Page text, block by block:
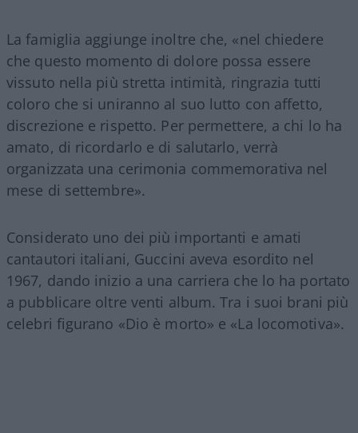
La famiglia aggiunge inoltre che, «nel chiedere
che questo momento di dolore possa essere
vissuto nella più stretta intimità, ringrazia tutti
coloro che si uniranno al suo lutto con affetto,
discrezione e rispetto. Per permettere, a chi lo ha
amato, di ricordarlo e di salutarlo, verrà
organizzata una cerimonia commemorativa nel
mese di settembre».
Considerato uno dei più importanti e amati
cantautori italiani, Guccini aveva esordito nel
1967, dando inizio a una carriera che lo ha portato
a pubblicare oltre venti album. Tra i suoi brani più
celebri figurano «Dio è morto» e «La locomotiva».